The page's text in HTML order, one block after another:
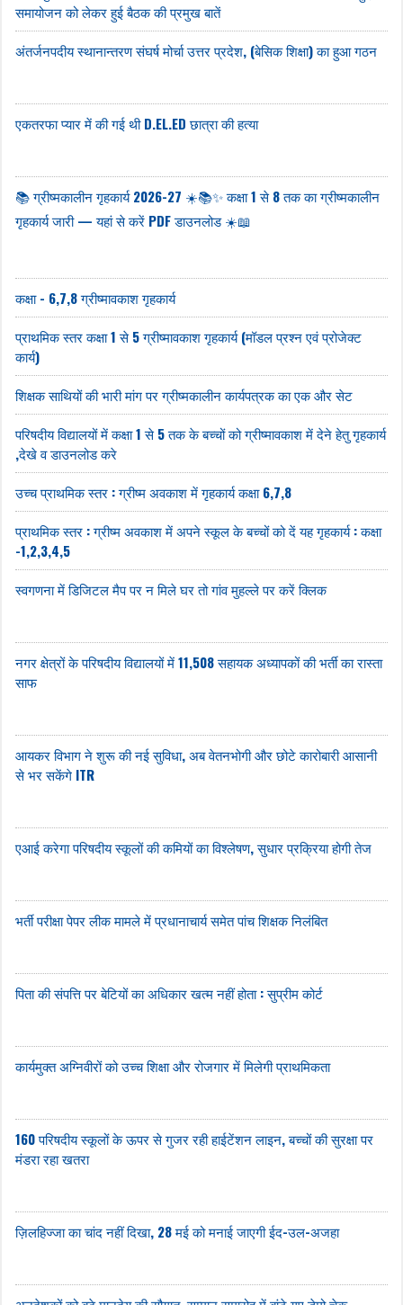
समायोजन को लेकर हुई बैठक की प्रमुख बातें
अंतर्जनपदीय स्थानान्तरण संघर्ष मोर्चा उत्तर प्रदेश, (बेसिक शिक्षा) का हुआ गठन
एकतरफा प्यार में की गई थी D.EL.ED छात्रा की हत्या
📚 ग्रीष्मकालीन गृहकार्य 2026-27 ☀️📚✨ कक्षा 1 से 8 तक का ग्रीष्मकालीन
गृहकार्य जारी — यहां से करें PDF डाउनलोड ☀️📖
कक्षा - 6,7,8 ग्रीष्मावकाश गृहकार्य
प्राथमिक स्तर कक्षा 1 से 5 ग्रीष्मावकाश गृहकार्य (मॉडल प्रश्न एवं प्रोजेक्ट
कार्य)
शिक्षक साथियों की भारी मांग पर ग्रीष्मकालीन कार्यपत्रक का एक और सेट
परिषदीय विद्यालयों में कक्षा 1 से 5 तक के बच्चों को ग्रीष्मावकाश में देने हेतु गृहकार्य
,देखे व डाउनलोड करे
उच्च प्राथमिक स्तर : ग्रीष्म अवकाश में गृहकार्य कक्षा 6,7,8
प्राथमिक स्तर : ग्रीष्म अवकाश में अपने स्कूल के बच्चों को दें यह गृहकार्य : कक्षा
-1,2,3,4,5
स्वगणना में डिजिटल मैप पर न मिले घर तो गांव मुहल्ले पर करें क्लिक
नगर क्षेत्रों के परिषदीय विद्यालयों में 11,508 सहायक अध्यापकों की भर्ती का रास्ता
साफ
आयकर विभाग ने शुरू की नई सुविधा, अब वेतनभोगी और छोटे कारोबारी आसानी
से भर सकेंगे ITR
एआई करेगा परिषदीय स्कूलों की कमियों का विश्लेषण, सुधार प्रक्रिया होगी तेज
भर्ती परीक्षा पेपर लीक मामले में प्रधानाचार्य समेत पांच शिक्षक निलंबित
पिता की संपत्ति पर बेटियों का अधिकार खत्म नहीं होता : सुप्रीम कोर्ट
कार्यमुक्त अग्निवीरों को उच्च शिक्षा और रोजगार में मिलेगी प्राथमिकता
160 परिषदीय स्कूलों के ऊपर से गुजर रही हाईटेंशन लाइन, बच्चों की सुरक्षा पर
मंडरा रहा खतरा
ज़िलहिज्जा का चांद नहीं दिखा, 28 मई को मनाई जाएगी ईद-उल-अजहा